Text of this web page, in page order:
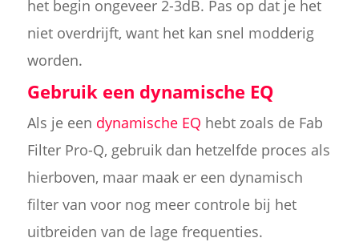
het begin ongeveer 2-3dB. Pas op dat je het
niet overdrijft, want het kan snel modderig
worden.
Gebruik een dynamische EQ
Als je een dynamische EQ hebt zoals de Fab
Filter Pro-Q, gebruik dan hetzelfde proces als
hierboven, maar maak er een dynamisch
filter van voor nog meer controle bij het
uitbreiden van de lage frequenties.